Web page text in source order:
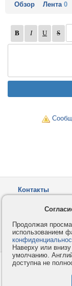
Обзор Лента0
Контакты
Как оплатить
©
Продолжая
использованием
Наверху или
умолчанию.
доступна не